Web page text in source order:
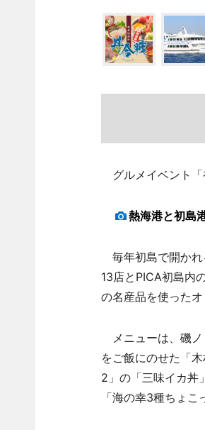
グルメイベント「
熱海港と初島
毎年初島で開かれ
13店とPICA初島内
の名産品を使ったオ
メニューは、磯ノ
をご飯にのせた「
2」の「三味イカ丼
「海の幸3種ちょこ